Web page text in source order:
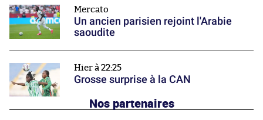
Mercato
Un ancien parisien rejoint l'Arabie
saoudite
Hier à 22:25
Grosse surprise à la CAN
Nos partenaires